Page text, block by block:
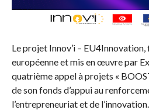
Le projet Innov’i – EU4Innovation,
européenne et mis en œuvre par
quatrième appel à projets «
de son fonds d’appui au
l’entrepreneuriat et de